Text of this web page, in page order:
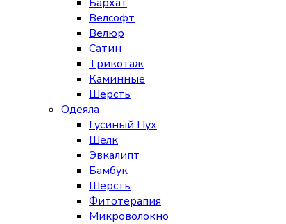
Велсофт
Велюр
Сатин
Трикотаж
Каминные
Шерсть
Одеяла
Гусиный Пух
Шелк
Эвкалипт
Бамбук
Шерсть
Фитотерапия
Микроволокно